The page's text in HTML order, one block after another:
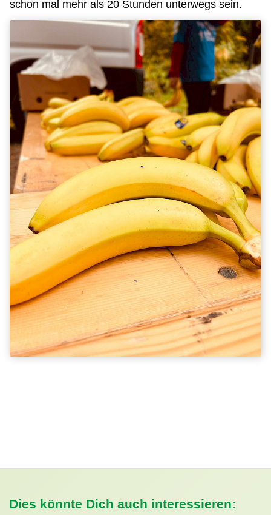
schon mal mehr als 20 Stunden unterwegs sein.
Dies könnte Dich auch interessieren: